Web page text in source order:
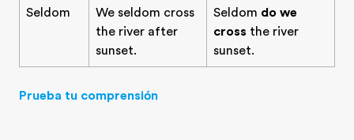
Seldom
We seldom cross
the river after
sunset.
Seldom do we
cross the river
sunset.
Prueba tu comprensión